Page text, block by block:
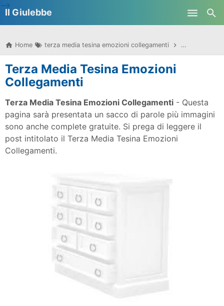
Il Giulebbe
Home terza media tesina emozioni collegamenti tesina sulle
Terza Media Tesina Emozioni
Collegamenti
Terza Media Tesina Emozioni Collegamenti - Questa
pagina sarà presentata un sacco di parole più immagini
sono anche complete gratuite. Si prega di leggere il
post intitolato il Terza Media Tesina Emozioni
Collegamenti.